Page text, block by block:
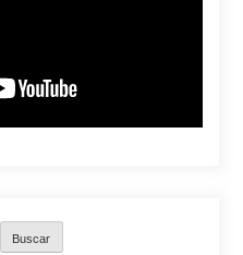
Buscar